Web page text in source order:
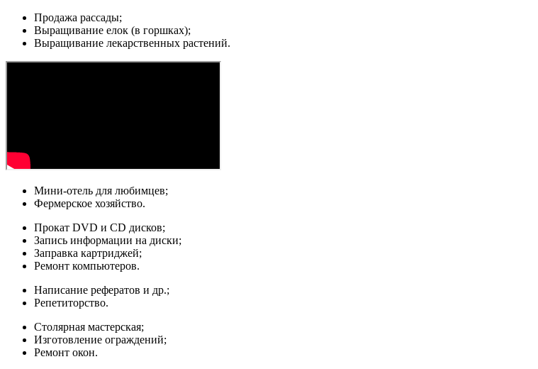
Продажа рассады;
Выращивание елок (в горшках);
Выращивание лекарственных растений.
Мини-отель для любимцев;
Фермерское хозяйство.
Прокат DVD и CD дисков;
Запись информации на диски;
Заправка картриджей;
Ремонт компьютеров.
Написание рефератов и др.;
Репетиторство.
Столярная мастерская;
Изготовление ограждений;
Ремонт окон.